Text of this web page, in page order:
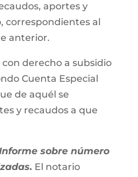
aportes y
correspondientes al
anterior.
derecho a subsidio
Cuenta Especial
de aquél se
y recaudos a que
sobre número
El notario